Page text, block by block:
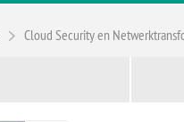
Cloud Security en